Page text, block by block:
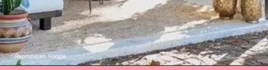
Reproduçao: Google